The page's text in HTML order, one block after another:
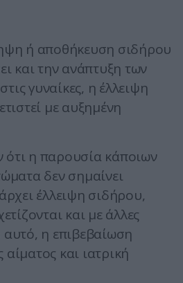
ή αποθήκευση σιδήρου
και την ανάπτυξη των
γυναίκες, η έλλειψη
με αυξημένη
ότι η παρουσία κάποιων
δεν σημαίνει
έλλειψη σιδήρου,
και με άλλες
αυτό, η επιβεβαίωση
αίματος και ιατρική